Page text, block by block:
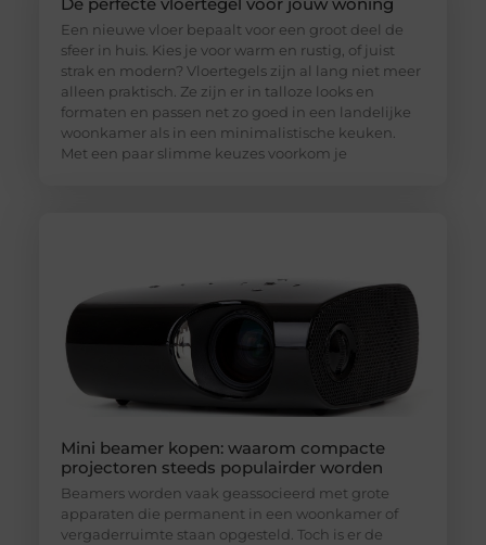
Een nieuwe vloer bepaalt voor een groot deel de
sfeer in huis. Kies je voor warm en rustig, of juist
strak en modern? Vloertegels zijn al lang niet meer
alleen praktisch. Ze zijn er in talloze looks en
formaten en passen net zo goed in een landelijke
woonkamer als in een minimalistische keuken.
Met een paar slimme keuzes voorkom je
Mini beamer kopen: waarom compacte
projectoren steeds populairder worden
Beamers worden vaak geassocieerd met grote
apparaten die permanent in een woonkamer of
vergaderruimte staan opgesteld. Toch is er de